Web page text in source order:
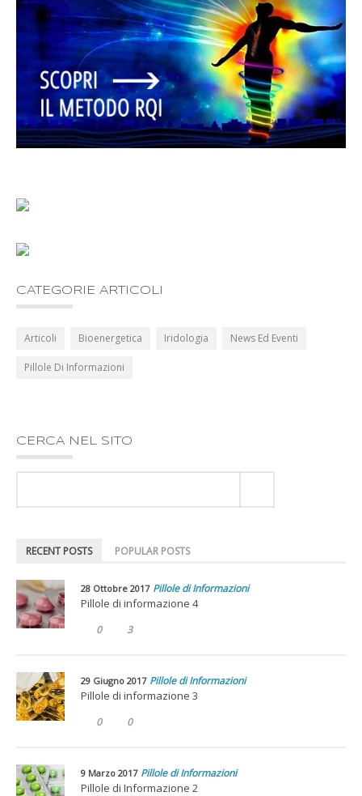
CATEGORIE ARTICOLI
Articoli Bioenergetica Iridologia News Ed Eventi
Pillole Di Informazioni
CERCA NEL SITO
RECENT POSTS POPULAR POSTS
28 Ottobre 2017 Pillole di Informazioni
Pillole di informazione 4
0 3
29 Giugno 2017 Pillole di Informazioni
Pillole di informazione 3
0 0
9 Marzo 2017 Pillole di Informazioni
Pillole di Informazione 2